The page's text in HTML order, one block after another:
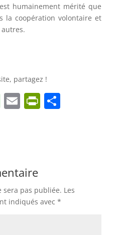
humainement mérité que
la coopération volontaire et
autres.
partagez !
W
A
p
p
E Pr
dl
P
sera pas publiée. Les
indiqués avec *